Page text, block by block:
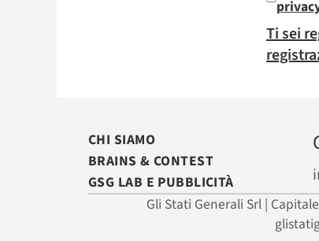
Ti sei
CHI SIAMO
BRAINS & CONTEST
GSG LAB E PUBBLICITÀ
Gli Stati Generali Srl |